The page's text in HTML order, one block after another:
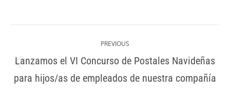
Post
PREVIOUS
post:
Lanzamos el VI Concurso de Postales Navideñas
para hijos/as de empleados de nuestra compañía